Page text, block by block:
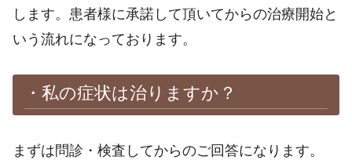
します。患者様に承諾して頂いてからの治療開始と
いう流れになっております。
・私の症状は治りますか？
まずは問診・検査してからのご回答になります。